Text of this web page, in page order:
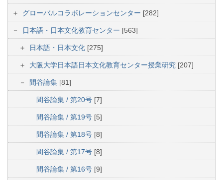
グローバルコラボレーションセンター [282]
日本語・日本文化教育センター [563]
日本語・日本文化 [275]
大阪大学日本語日本文化教育センター授業研究 [207]
間谷論集 [81]
間谷論集 / 第20号 [7]
間谷論集 / 第19号 [5]
間谷論集 / 第18号 [8]
間谷論集 / 第17号 [8]
間谷論集 / 第16号 [9]